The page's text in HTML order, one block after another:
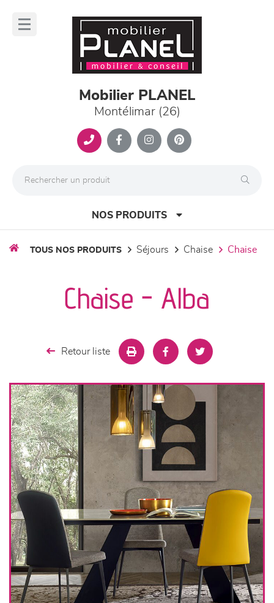
Mobilier PLANEL
Montélimar (26)
NOS PRODUITS
meubles de complément
literie
décoration
TOUS NOS PRODUITS séjours chaise chaise
Chaise - Alba
Retour liste